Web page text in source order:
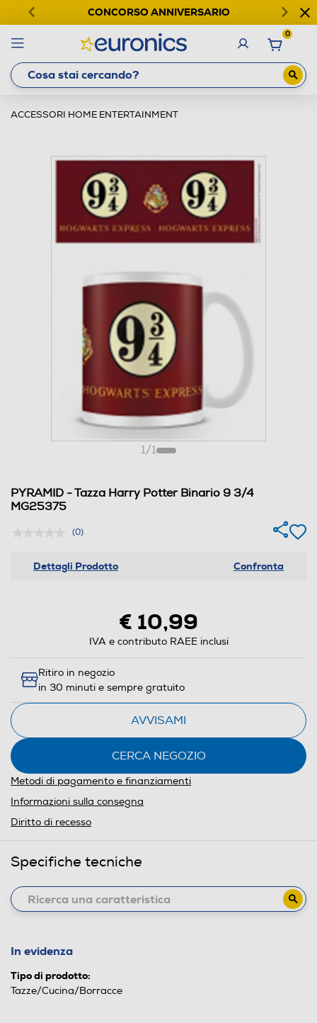
CONCORSO ANNIVERSARIO
0
ACCESSORI HOME ENTERTAINMENT
1/1
PYRAMID - Tazza Harry Potter Binario 9 3/4
MG25375
(0)
Dettagli Prodotto Confronta
€ 10,99
IVA e contributo RAEE inclusi
Ritiro in negozio
in 30 minuti e sempre gratuito
AVVISAMI
CERCA NEGOZIO
Metodi di pagamento e finanziamenti
Informazioni sulla consegna
Diritto di recesso
Specifiche tecniche
In evidenza
Tipo di prodotto:
Tazze/Cucina/Borracce